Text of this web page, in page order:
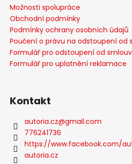
Možnosti spolupráce
Obchodní podmínky
Podmínky ochrany osobních údajů
Poučení o právu na odstoupení od
Formulář pro odstoupení od
Formulář pro uplatnění reklamace
Kontakt
autoria.cz@gmail.com
776241736
https://www.facebook.com/
autoria.cz